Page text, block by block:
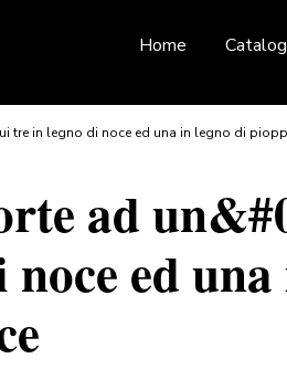
Home
tre in legno di noce ed una in legno di
ad
ed